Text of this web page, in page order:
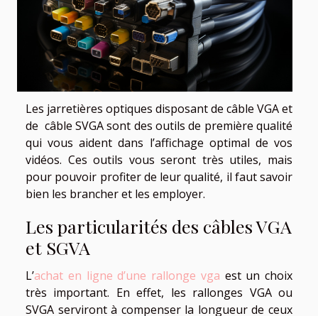
Les jarretières optiques disposant de câble VGA et
de câble SVGA sont des outils de première qualité
qui vous aident dans l’affichage optimal de vos
vidéos. Ces outils vous seront très utiles, mais
pour pouvoir profiter de leur qualité, il faut savoir
bien les brancher et les employer.
Les particularités des câbles VGA
et SGVA
L’achat en ligne d’une rallonge vga est un choix
très important. En effet, les rallonges VGA ou
SVGA serviront à compenser la longueur de ceux